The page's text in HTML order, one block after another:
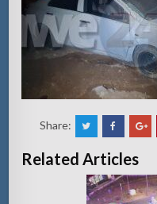
Share:
Related Articles